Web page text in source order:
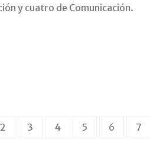
y cuatro de Comunicación.
2 3 4 5 6 7